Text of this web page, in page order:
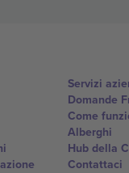
Servizi
Domande
Come
Alberghi
Hub della
Contattaci